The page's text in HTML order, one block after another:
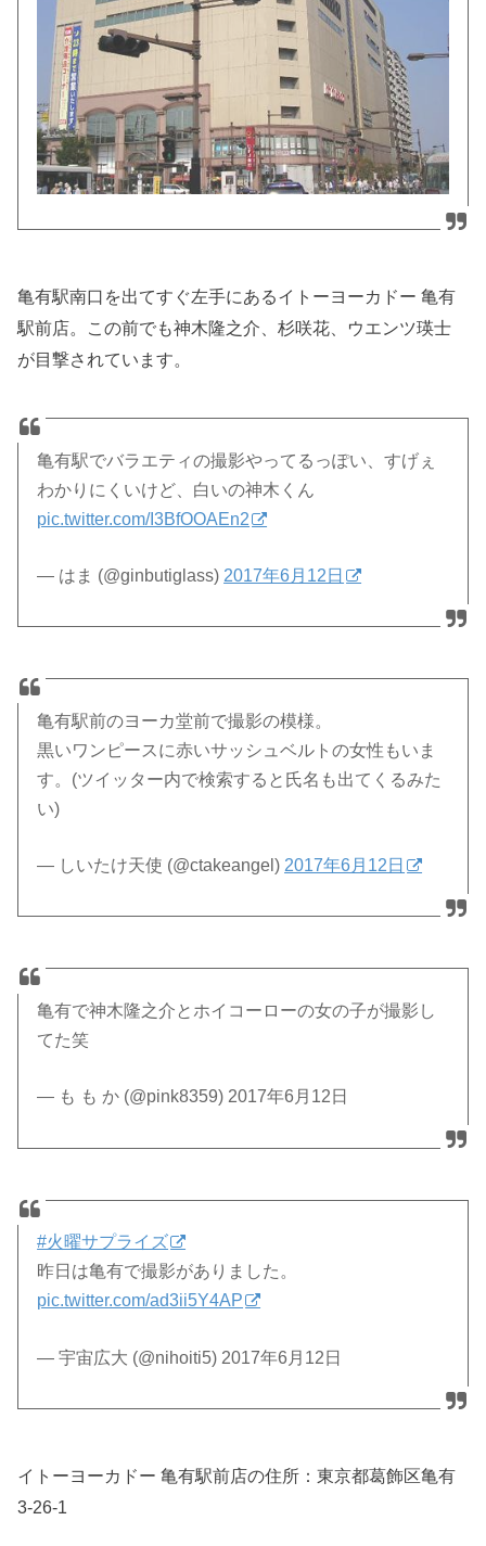
亀有駅南口を出てすぐ左手にあるイトーヨーカドー 亀有
駅前店。この前でも神木隆之介、杉咲花、ウエンツ瑛士
が目撃されています。
亀有駅でバラエティの撮影やってるっぽい、すげぇ
わかりにくいけど、白いの神木くん
pic.twitter.com/I3BfOOAEn2
— はま (@ginbutiglass) 2017年6月12日
亀有駅前のヨーカ堂前で撮影の模様。
黒いワンピースに赤いサッシュベルトの女性もいま
す。(ツイッター内で検索すると氏名も出てくるみた
い)
— しいたけ天使 (@ctakeangel) 2017年6月12日
亀有で神木隆之介とホイコーローの女の子が撮影し
てた笑
— も も か (@pink8359) 2017年6月12日
#火曜サプライズ
昨日は亀有で撮影がありました。
pic.twitter.com/ad3ii5Y4AP
— 宇宙広大 (@nihoiti5) 2017年6月12日
イトーヨーカドー 亀有駅前店の住所：東京都葛飾区亀有
3-26-1